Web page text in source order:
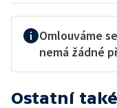
Omlouváme
nemá žádné
Ostatní